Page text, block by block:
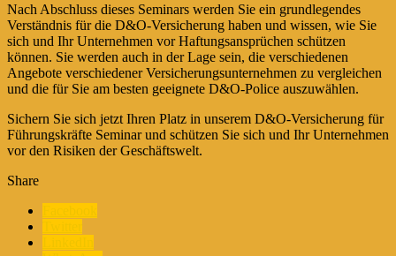
Nach Abschluss dieses Seminars werden Sie ein grundlegendes
Verständnis für die D&O-Versicherung haben und wissen, wie Sie
sich und Ihr Unternehmen vor Haftungsansprüchen schützen
können. Sie werden auch in der Lage sein, die verschiedenen
Angebote verschiedener Versicherungsunternehmen zu vergleichen
und die für Sie am besten geeignete D&O-Police auszuwählen.
Sichern Sie sich jetzt Ihren Platz in unserem D&O-Versicherung für
Führungskräfte Seminar und schützen Sie sich und Ihr Unternehmen
vor den Risiken der Geschäftswelt.
Share